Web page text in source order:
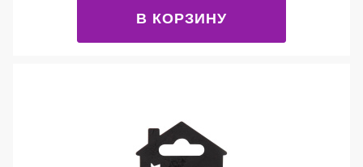
В КОРЗИНУ